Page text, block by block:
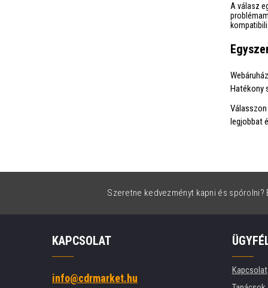
A válasz
Hatékony
legjobbat
Szeretne kedvezményt kapni és
KAPCSOLAT
info@cdrmarket.hu
Kapcsolat